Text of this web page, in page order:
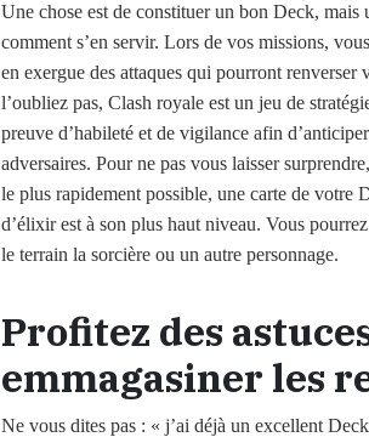
Une chose est de constituer un bon Deck, mais
comment s’en servir. Lors de vos missions,
en exergue des attaques qui pourront renverser
l’oubliez pas, Clash royale est un jeu de
preuve d’habileté et de vigilance afin
adversaires. Pour ne pas vous laisser
le plus rapidement possible, une carte de votre
d’élixir est à son plus haut niveau. Vous
le terrain la sorcière ou un autre personnage.
Profitez des
emmagasiner les
Ne vous dites pas : « j’ai déjà un excellent